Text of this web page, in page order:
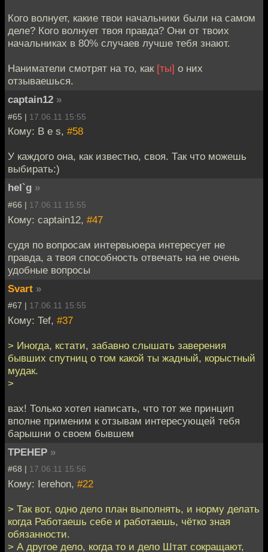
Кого волнует, какие твои начальники были на самом
деле? Кого волнует твоя правда? Они от твоих
начальниках в 80% случаев лучше тебя знают.
Наниматели смотрят на то, как [ты] о них
отзываешься.
captain12 »
#65 | 17.06.11 15:55
Кому: B e s, #58
У каждого она, как известно, своя. Так что можешь
выбирать:)
hel`g »
#66 | 17.06.11 15:55
Кому: captain12, #47
судя по вопросам интервьюера интересует не
правда, а твоя способность отвечать на не очень
удобные вопросы
Svart »
#67 | 17.06.11 15:55
Кому: Tef, #37
> Иногда, кстати, забавно слышать заверения
бывших спутниц о том какой ты жадный, корыстный
мудак.
>
вах! Только хотел написать, что тот же принцип
вполне применим к отзывам интересующей тебя
барышни о своем бывшем
TPEHEP »
#68 | 17.06.11 15:56
Кому: Ierehon, #22
> Так вот, одно дело план выполнять, и норму делать
когда Работаешь себе и работаешь, чётко зная
обязанности.
> А другое дело, когда то и дело Штат сокращают,